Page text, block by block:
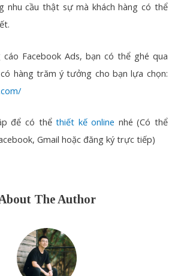
nhu cầu thật sự mà khách hàng có thể
Facebook Ads, bạn có thể ghé qua
hàng trăm ý tưởng cho bạn lựa chọn:
để có thểthiết kế online nhé (Có thể
Gmail hoặc đăng ký trực tiếp)
The Author